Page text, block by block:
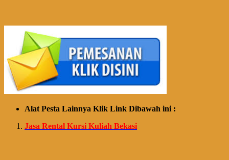
Alat Pesta Lainnya Klik Link Dibawah ini :
Jasa Rental Kursi Kuliah Bekasi